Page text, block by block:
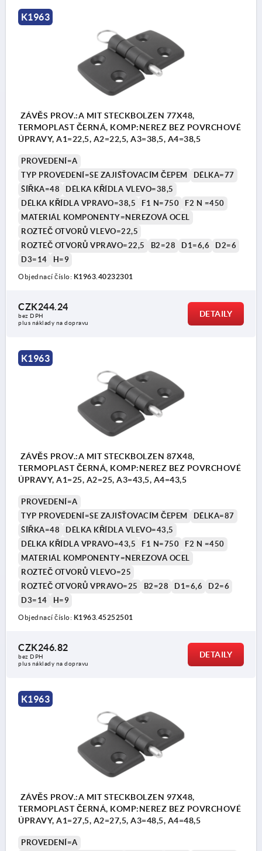
K1963
ZÁVĚS PROV.:A MIT STECKBOLZEN 77X48,
TERMOPLAST ČERNÁ, KOMP:NEREZ BEZ POVRCHOVÉ
ÚPRAVY, A1=22,5, A2=22,5, A3=38,5, A4=38,5
PROVEDENÍ=A
TYP PROVEDENÍ=SE ZAJIŠŤOVACÍM ČEPEM
DÉLKA=77
ŠÍŘKA=48
DÉLKA KŘÍDLA VLEVO=38,5
DÉLKA KŘÍDLA VPRAVO=38,5
F1 N=750
F2 N =450
MATERIÁL KOMPONENTY=NEREZOVÁ OCEL
ROZTEČ OTVORŮ VLEVO=22,5
ROZTEČ OTVORŮ VPRAVO=22,5
B2=28 D1=6,6
D2=6
D3=14
H=9
Objednací číslo: K1963.40232301
CZK244.24
bez DPH
plus náklady na dopravu
DETAILY
K1963
ZÁVĚS PROV.:A MIT STECKBOLZEN 87X48,
TERMOPLAST ČERNÁ, KOMP:NEREZ BEZ POVRCHOVÉ
ÚPRAVY, A1=25, A2=25, A3=43,5, A4=43,5
PROVEDENÍ=A
TYP PROVEDENÍ=SE ZAJIŠŤOVACÍM ČEPEM
DÉLKA=87
ŠÍŘKA=48
DÉLKA KŘÍDLA VLEVO=43,5
DÉLKA KŘÍDLA VPRAVO=43,5
F1 N=750
F2 N =450
MATERIÁL KOMPONENTY=NEREZOVÁ OCEL
ROZTEČ OTVORŮ VLEVO=25
ROZTEČ OTVORŮ VPRAVO=25
B2=28 D1=6,6
D2=6
D3=14
H=9
Objednací číslo: K1963.45252501
CZK246.82
bez DPH
plus náklady na dopravu
DETAILY
K1963
ZÁVĚS PROV.:A MIT STECKBOLZEN 97X48,
TERMOPLAST ČERNÁ, KOMP:NEREZ BEZ POVRCHOVÉ
ÚPRAVY, A1=27,5, A2=27,5, A3=48,5, A4=48,5
PROVEDENÍ=A